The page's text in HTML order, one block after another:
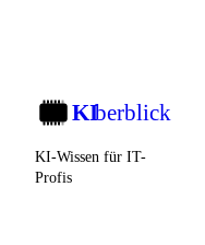
KIberblick
KI-Wissen für IT-
Profis